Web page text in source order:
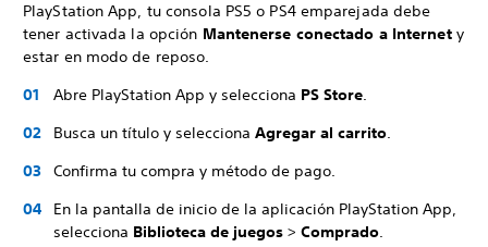
PlayStation App, tu consola PS5 o PS4 emparejada debe
tener activada la opción Mantenerse conectado a Internety
estar en modo de reposo.
Abre PlayStation App y selecciona PS Store.
Busca un título y selecciona Agregar al carrito.
Confirma tu compra y método de pago.
En la pantalla de inicio de la aplicación PlayStation App,
selecciona Biblioteca de juegos > Comprado.